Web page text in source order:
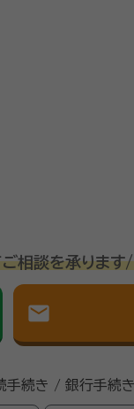
ご相談を承ります/
mail
続き / 銀行手続